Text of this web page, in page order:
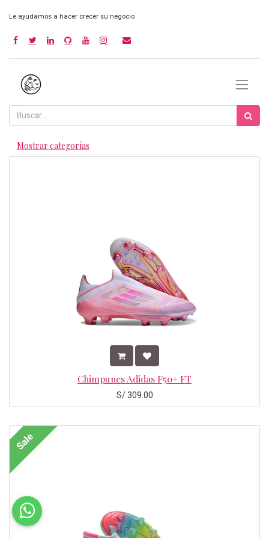
Le ayudamos a hacer crecer su negocio
Mostrar categorías
Chimpunes Adidas F50+ FT
S/309.00
Sale